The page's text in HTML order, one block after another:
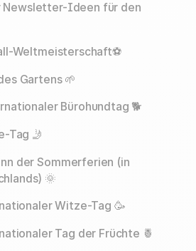
Newsletter-Ideen für den
Weltmeisterschaft⚽️
Gartens 🌱
Bürohundtag 🐕
Tag 🤳
der Sommerferien (in
🌞
Witze-Tag 🥳
Tag der Früchte 🍍